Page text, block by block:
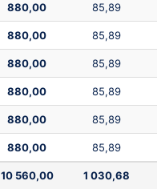
880,00 85,89
880,00 85,89
880,00 85,89
880,00 85,89
880,00 85,89
880,00 85,89
10 560,00 1 030,68